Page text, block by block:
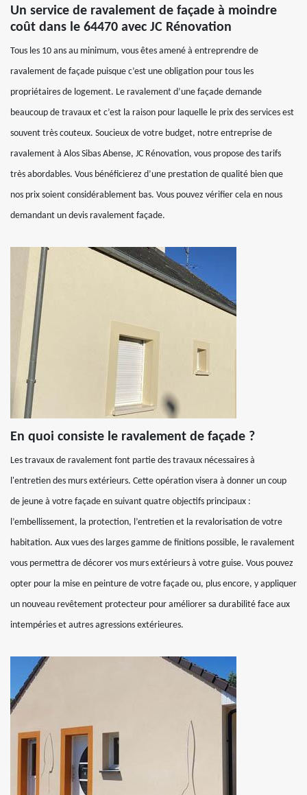
Un service de ravalement de façade à moindre
coût dans le 64470 avec JC Rénovation
Tous les 10 ans au minimum, vous êtes amené à entreprendre de
ravalement de façade puisque c’est une obligation pour tous les
propriétaires de logement. Le ravalement d’une façade demande
beaucoup de travaux et c’est la raison pour laquelle le prix des services est
souvent très couteux. Soucieux de votre budget, notre entreprise de
ravalement à Alos Sibas Abense, JC Rénovation, vous propose des tarifs
très abordables. Vous bénéficierez d’une prestation de qualité bien que
nos prix soient considérablement bas. Vous pouvez vérifier cela en nous
demandant un devis ravalement façade.
En quoi consiste le ravalement de façade ?
Les travaux de ravalement font partie des travaux nécessaires à
l'entretien des murs extérieurs. Cette opération visera à donner un coup
de jeune à votre façade en suivant quatre objectifs principaux :
l’embellissement, la protection, l’entretien et la revalorisation de votre
habitation. Aux vues des larges gamme de finitions possible, le ravalement
vous permettra de décorer vos murs extérieurs à votre guise. Vous pouvez
opter pour la mise en peinture de votre façade ou, plus encore, y appliquer
un nouveau revêtement protecteur pour améliorer sa durabilité face aux
intempéries et autres agressions extérieures.